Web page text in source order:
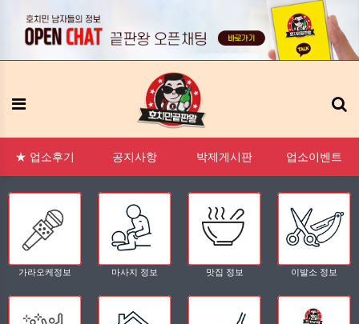
메뉴
★ 업소후기 공지사항 박제게시판 업소이벤트
가라오케정보 마사지 정보 맛집 정보 이발소 정보
문의 태그모음 신고모음